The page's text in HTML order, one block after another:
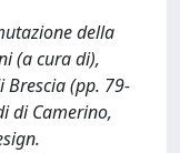
della
(a cura di),
(pp. 79-
di Camerino,